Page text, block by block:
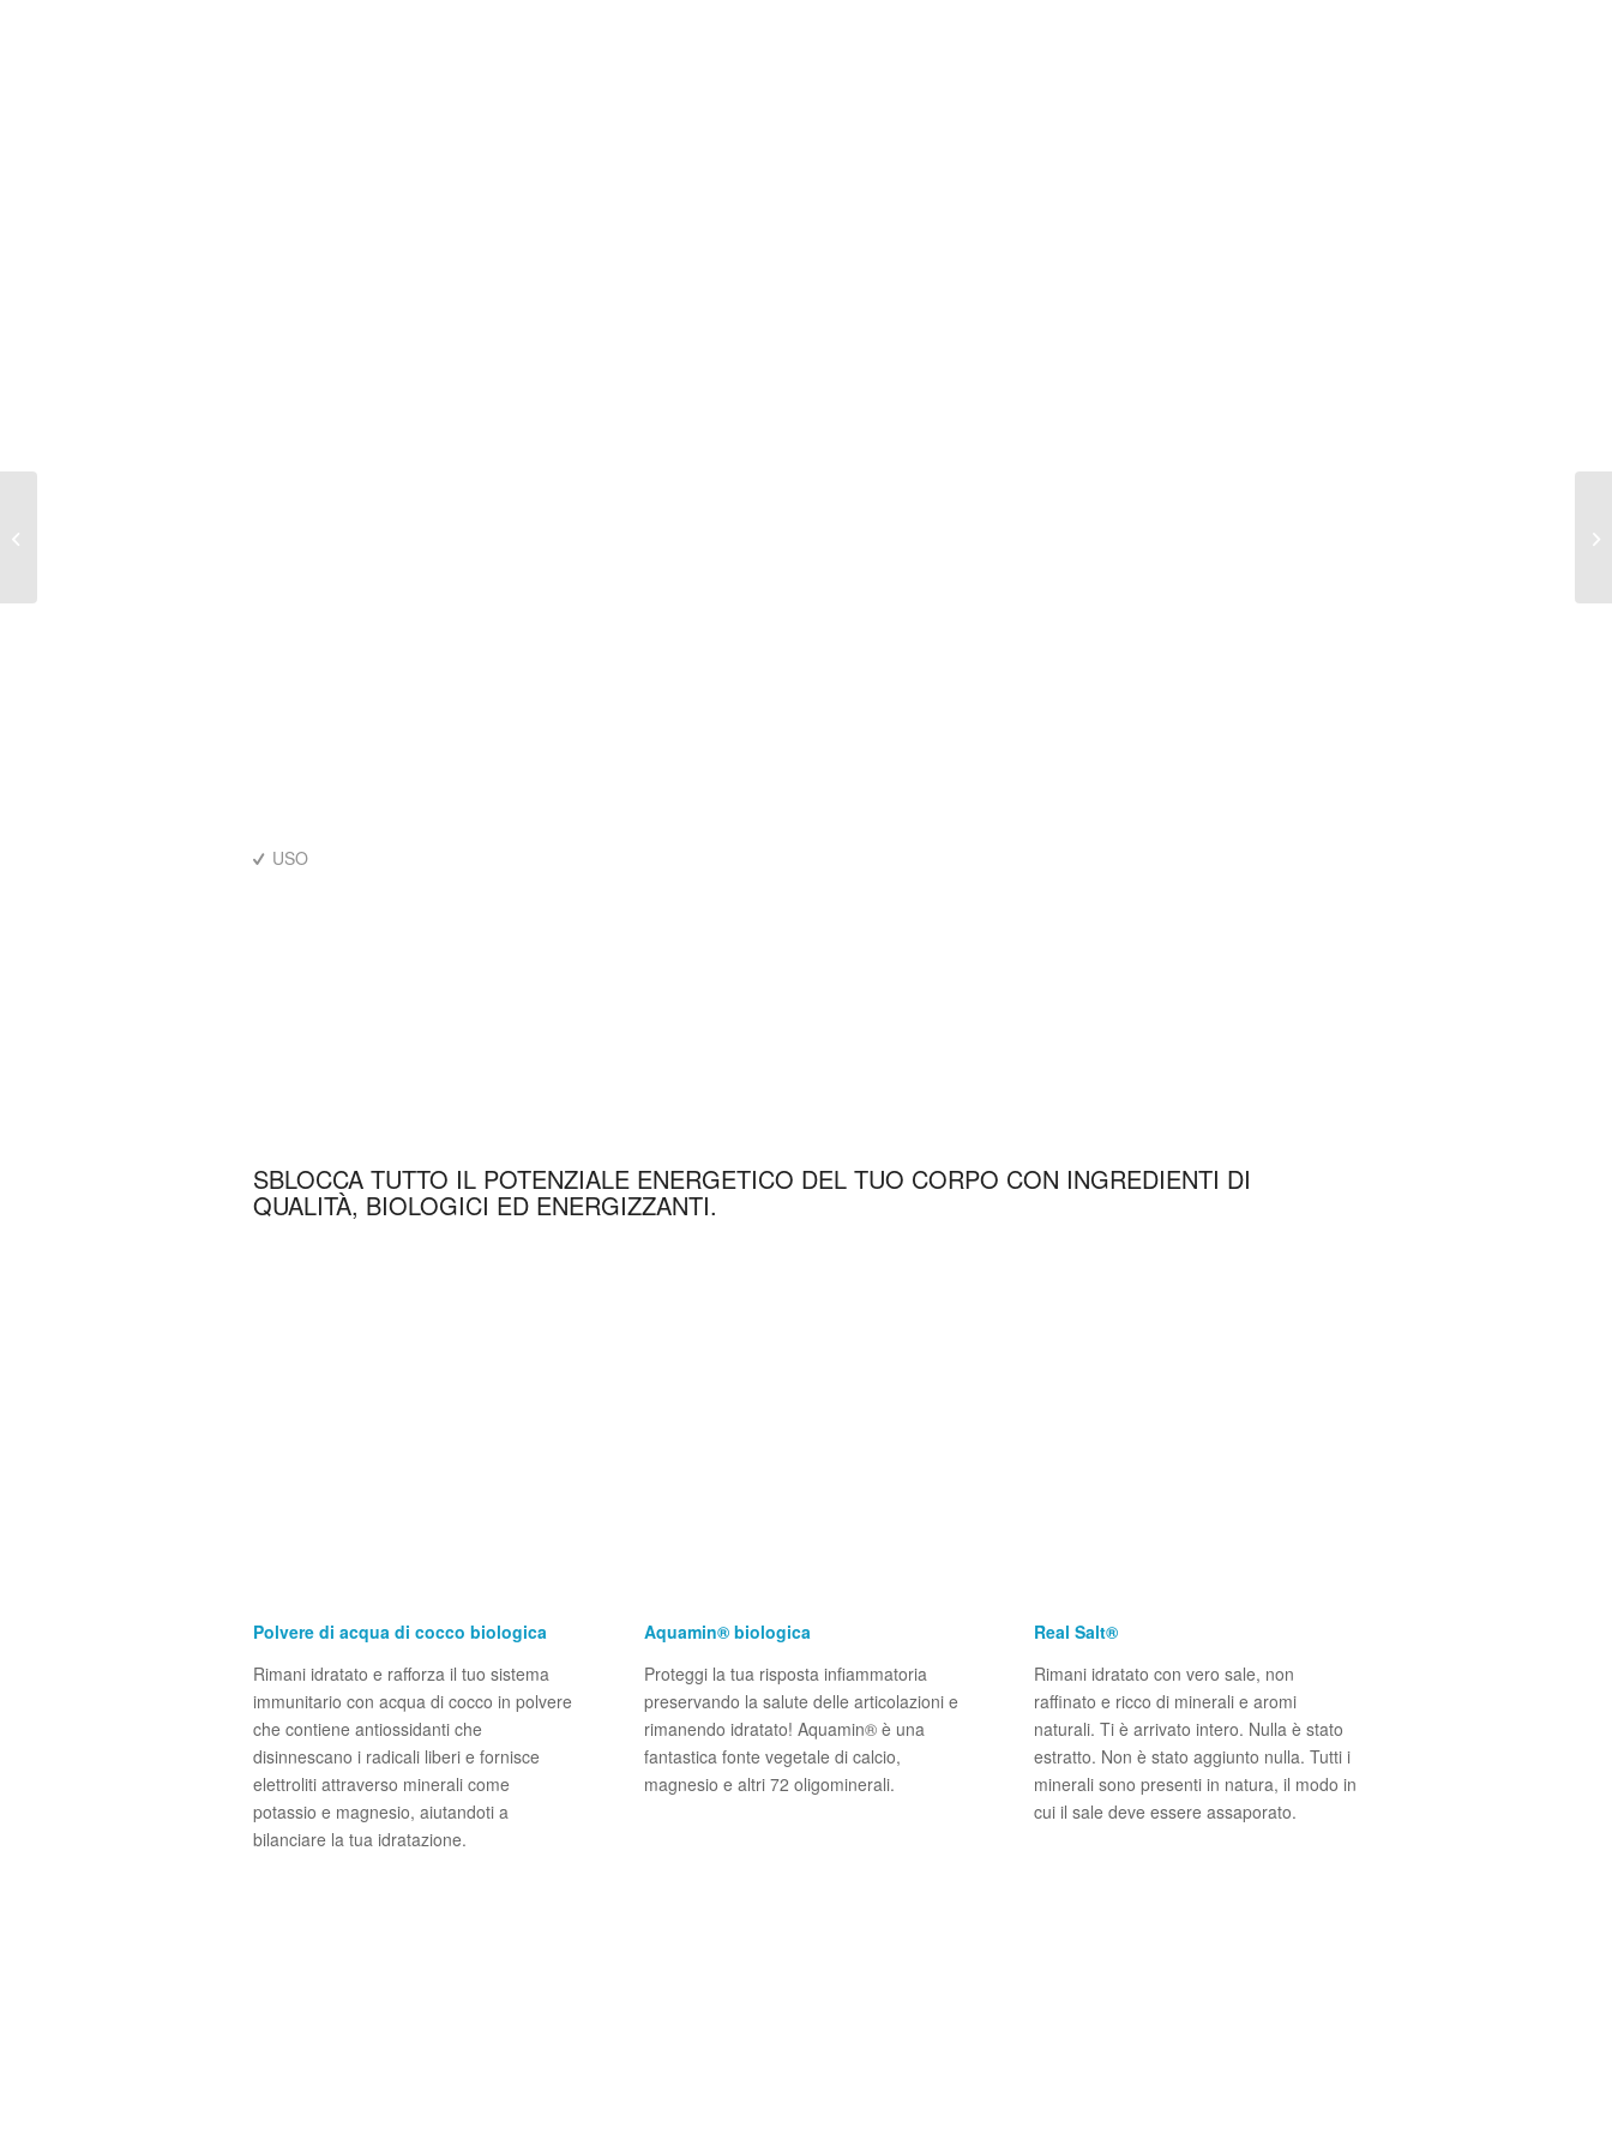
USO
SBLOCCA TUTTO IL POTENZIALE ENERGETICO DEL TUO CORPO CON INGREDIENTI DI
QUALITÀ, BIOLOGICI ED ENERGIZZANTI.
Polvere di acqua di cocco biologica
Rimani idratato e rafforza il tuo sistema
immunitario con acqua di cocco in polvere
che contiene antiossidanti che
disinnescano i radicali liberi e fornisce
elettroliti attraverso minerali come
potassio e magnesio, aiutandoti a
bilanciare la tua idratazione.
Aquamin® biologica
Proteggi la tua risposta infiammatoria
preservando la salute delle articolazioni e
rimanendo idratato! Aquamin® è una
fantastica fonte vegetale di calcio,
magnesio e altri 72 oligominerali.
Real Salt®
Rimani idratato con vero sale, non
raffinato e ricco di minerali e aromi
naturali. Ti è arrivato intero. Nulla è stato
estratto. Non è stato aggiunto nulla. Tutti i
minerali sono presenti in natura, il modo in
cui il sale deve essere assaporato.